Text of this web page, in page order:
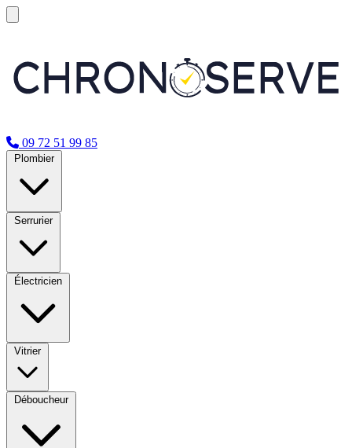
09 72 51 99 85
Plombier
Serrurier
Électricien
Vitrier
Déboucheur